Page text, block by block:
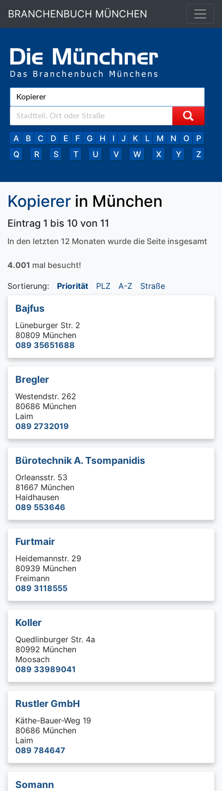
BRANCHENBUCH MÜNCHEN
A B C D E F G H I J K L M N O
P
Q
R S T U V W X Y Z
Kopierer in München
Eintrag 1 bis 10 von 11
In den letzten 12 Monaten wurde die Seite insgesamt
4.001 mal besucht!
Sortierung: Priorität PLZ A-Z Straße
Bajfus
Lüneburger Str. 2
80809 München
089 35651688
Bregler
Westendstr. 262
80686 München
Laim
089 2732019
Bürotechnik A. Tsompanidis
Orleansstr. 53
81667 München
Haidhausen
089 553646
Furtmair
Heidemannstr. 29
80939 München
Freimann
089 3118555
Koller
Quedlinburger Str. 4a
80992 München
Moosach
089 33989041
Rustler GmbH
Käthe-Bauer-Weg 19
80686 München
Laim
089 784647
Somann